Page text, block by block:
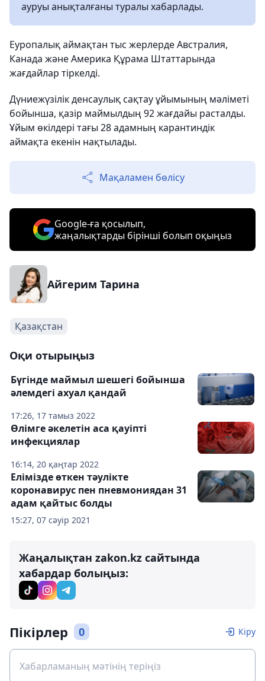
ауруы анықталғаны туралы хабарлады.
Еуропалық аймақтан тыс жерлерде Австралия,
Канада және Америка Құрама Штаттарында
жағдайлар тіркелді.
Дүниежүзілік денсаулық сақтау ұйымының мәліметі
бойынша, қазір маймылдың 92 жағдайы расталды.
Ұйым өкілдері тағы 28 адамның карантиндік
аймақта екенін нақтылады.
Мақаламен бөлісу
Google-ға қосылып,
жаңалықтарды бірінші болып оқыңыз
Айгерим Тарина
Қазақстан
Оқи отырыңыз
17:26, 17 тамыз 2022
Бүгінде маймыл шешегі бойынша
әлемдегі ахуал қандай
16:14, 20 қаңтар 2022
Өлімге әкелетін аса қауіпті
инфекциялар
15:27, 07 сәуір 2021
Елімізде өткен тәулікте
коронавирус пен пневмониядан 31
адам қайтыс болды
Жаңалықтан zakon.kz сайтында
хабардар болыңыз:
Пікірлер 0 Кіру